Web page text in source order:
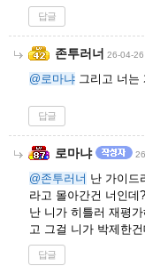
답글
존투러너 26-04-
@로마냐 그리고 너는
답글
로마냐
@존투러너 난 가이드
라고 몰아간건 너인데
난 니가 히틀러 재평
고 그걸 니가 박제한
답글